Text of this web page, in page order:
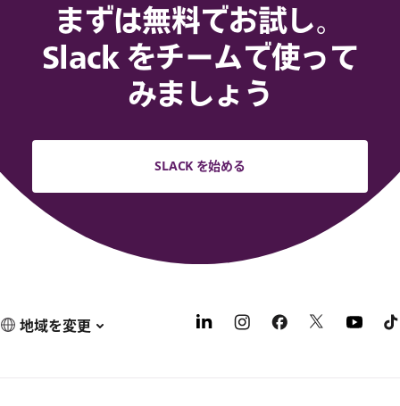
まずは無料でお試し。
Slack をチームで使って
みましょう
SLACK を始める
地域を変更